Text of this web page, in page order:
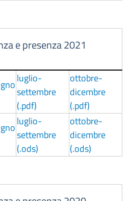
e presenza 2021
luglio-
settembre
(.pdf)
ottobre-
dicembre
(.pdf)
luglio-
settembre
(.ods)
ottobre-
dicembre
(.ods)